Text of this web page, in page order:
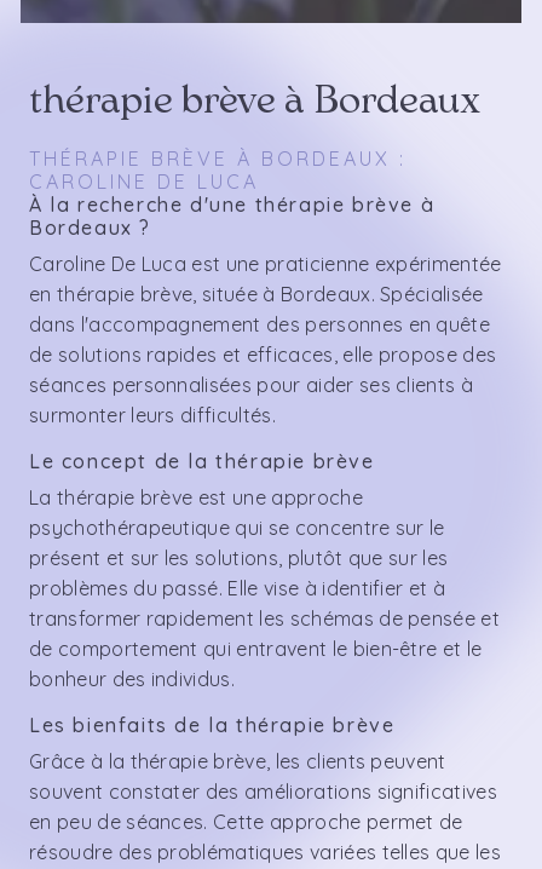
thérapie brève à Bordeaux
THÉRAPIE BRÈVE À BORDEAUX :
CAROLINE DE LUCA
À la recherche d'une thérapie brève à
Bordeaux ?
Caroline De Luca est une praticienne expérimentée
en thérapie brève, située à Bordeaux. Spécialisée
dans l'accompagnement des personnes en quête
de solutions rapides et efficaces, elle propose des
séances personnalisées pour aider ses clients à
surmonter leurs difficultés.
Le concept de la thérapie brève
La thérapie brève est une approche
psychothérapeutique qui se concentre sur le
présent et sur les solutions, plutôt que sur les
problèmes du passé. Elle vise à identifier et à
transformer rapidement les schémas de pensée et
de comportement qui entravent le bien-être et le
bonheur des individus.
Les bienfaits de la thérapie brève
Grâce à la thérapie brève, les clients peuvent
souvent constater des améliorations significatives
en peu de séances. Cette approche permet de
résoudre des problématiques variées telles que les